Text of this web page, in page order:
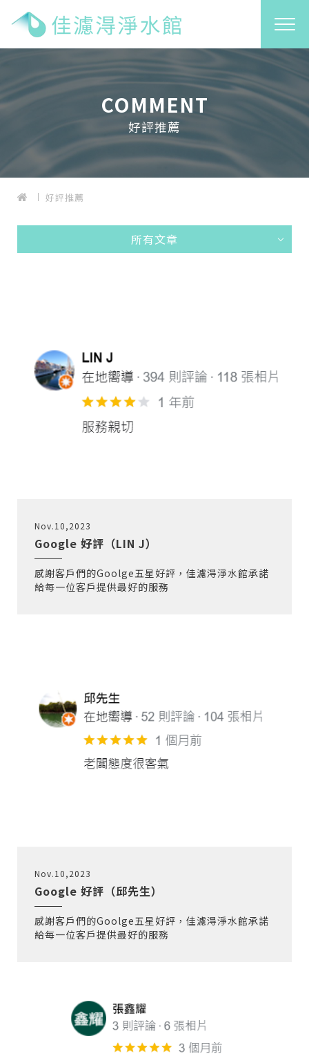
COMMENT
好評推薦
好評推薦
所有文章
Nov.10,2023
Google 好評（LIN J）
感謝客戶們的Goolge五星好評，佳濾淂淨水館承諾
給每一位客戶提供最好的服務
Nov.10,2023
Google 好評（邱先生）
感謝客戶們的Goolge五星好評，佳濾淂淨水館承諾
給每一位客戶提供最好的服務